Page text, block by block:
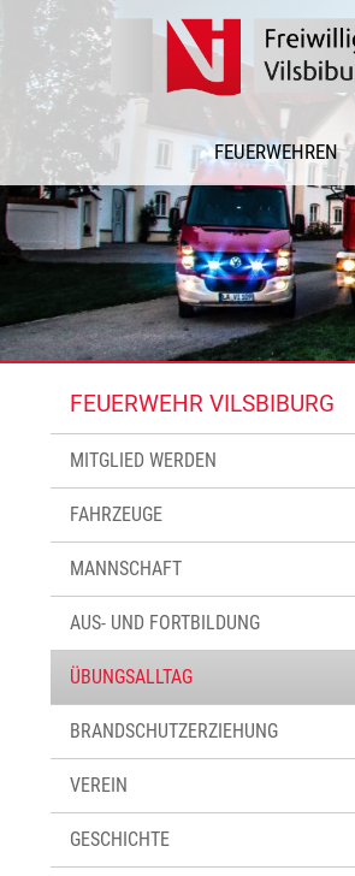
FEUERWEHREN
FEUERWEHR VILSBIBURG
MITGLIED WERDEN
FAHRZEUGE
MANNSCHAFT
AUS- UND FORTBILDUNG
ÜBUNGSALLTAG
BRANDSCHUTZERZIEHUNG
VEREIN
GESCHICHTE